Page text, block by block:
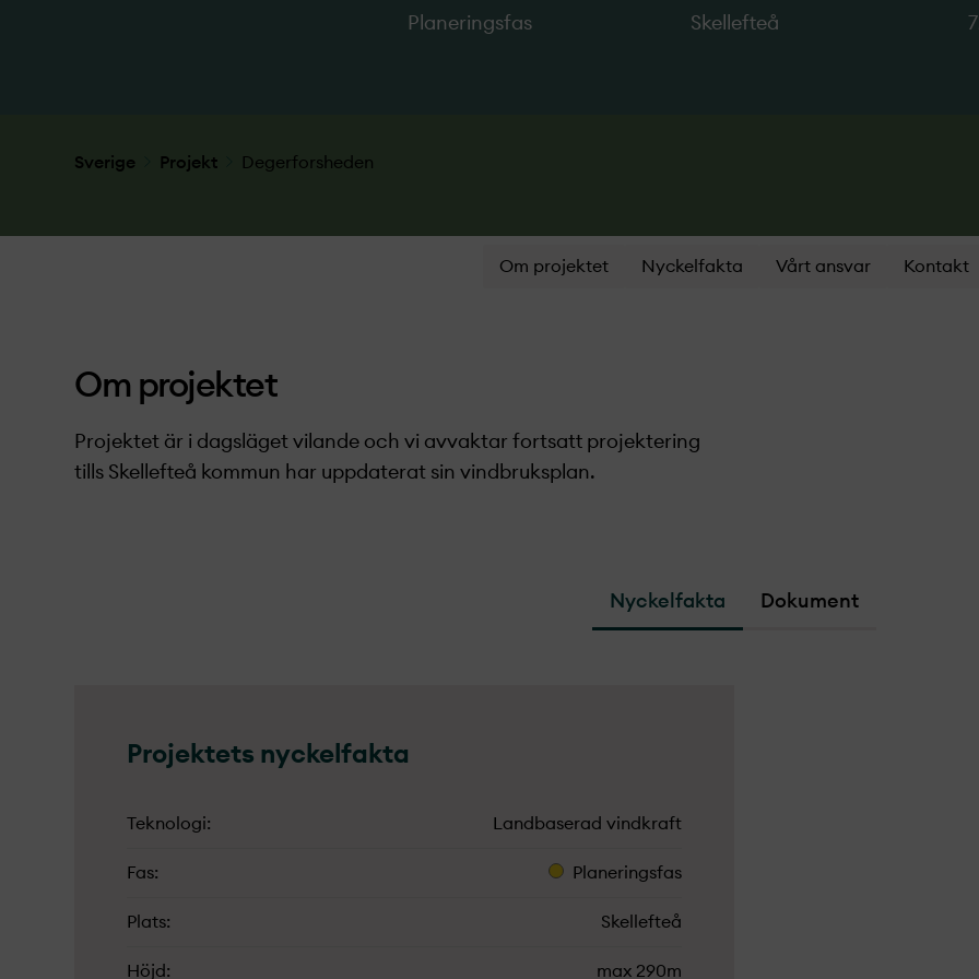
Planeringsfas Skellefteå
Sverige Projekt­ Degerforsheden
Om projektet Nyckelfakta Vårt ansvar Kontakt
Om projekt­et
Projekt­et är i dagsläget vilande och vi avvaktar fortsatt projekt­ering
tills Skellefteå kommun har uppdaterat sin vindbruksplan.
Nyckelfakta Dokument
Projekt­ets nyckelfakta
Teknologi Landbaserad vindkraft
Fas Planeringsfas
Plats Skellefteå
Höjd max 290m